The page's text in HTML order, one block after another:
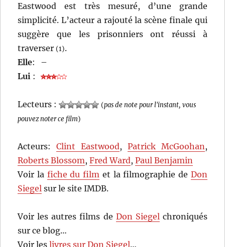
Eastwood est très mesuré, d’une grande
simplicité. L’acteur a rajouté la scène finale qui
suggère que les prisonniers ont réussi à
traverser(1).
Elle:
–
Lui :
Lecteurs : (pas de note pour l'instant, vous
pouvez noter ce film)
Acteurs:Clint Eastwood, Patrick McGoohan ,
Roberts Blossom,Fred Ward,Paul Benjamin
Voir la fiche du film et la filmographie de Don
Siegel sur le site IMDB.
Voir les autres films de Don Siegel chroniqués
sur ce blog…
Voir leslivres sur Don Siegel…